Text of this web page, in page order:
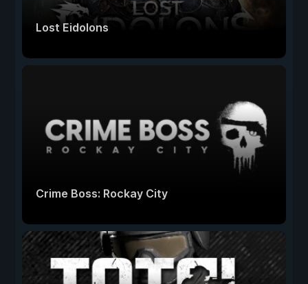
Lost Eidolons
Crime Boss: Rockay City